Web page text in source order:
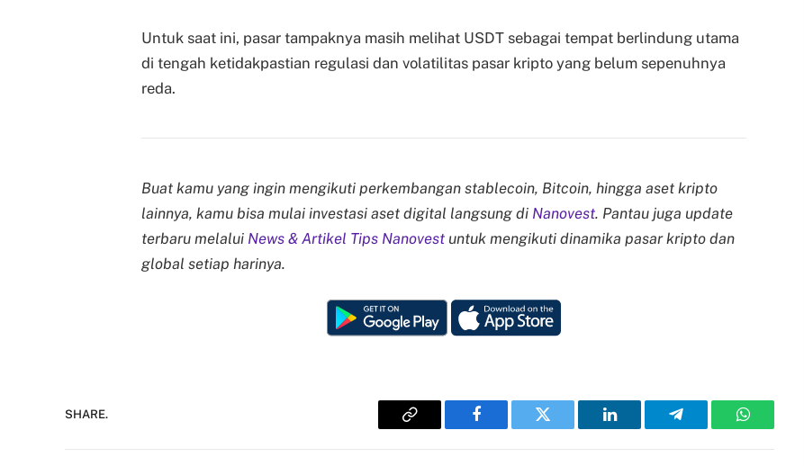
Untuk saat ini, pasar tampaknya masih melihat USDT sebagai tempat berlindung utama
di tengah ketidakpastian regulasi dan volatilitas pasar kripto yang belum sepenuhnya
reda.
Buat kamu yang ingin mengikuti perkembangan stablecoin, Bitcoin, hingga aset kripto
lainnya, kamu bisa mulai investasi aset digital langsung di Nanovest. Pantau juga update
terbaru melalui News & Artikel Tips Nanovest untuk mengikuti dinamika pasar kripto dan
global setiap harinya.
SHARE.
Copy
Facebook Twitter LinkedIn Telegram WhatsApp